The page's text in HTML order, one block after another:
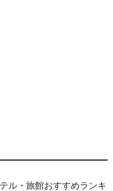
ル・旅館おすすめランキ